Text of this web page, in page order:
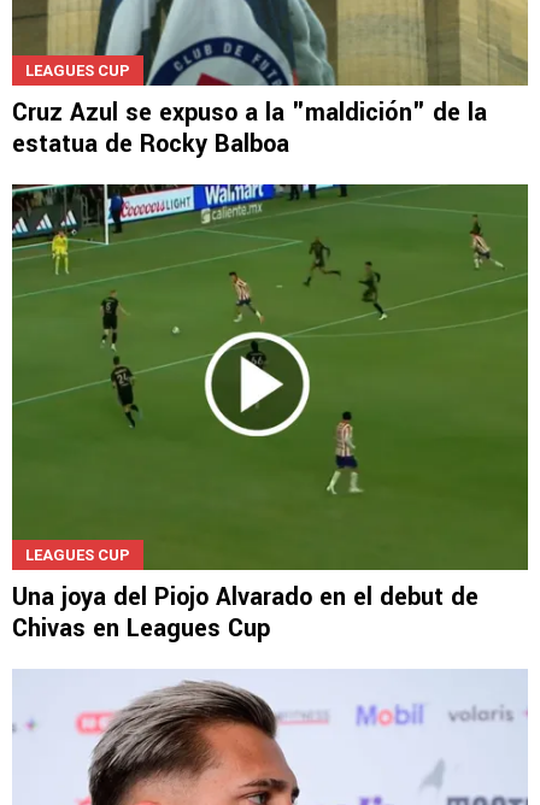
LEAGUES CUP
Cruz Azul se expuso a la "maldición" de la
estatua de Rocky Balboa
LEAGUES CUP
Una joya del Piojo Alvarado en el debut de
Chivas en Leagues Cup